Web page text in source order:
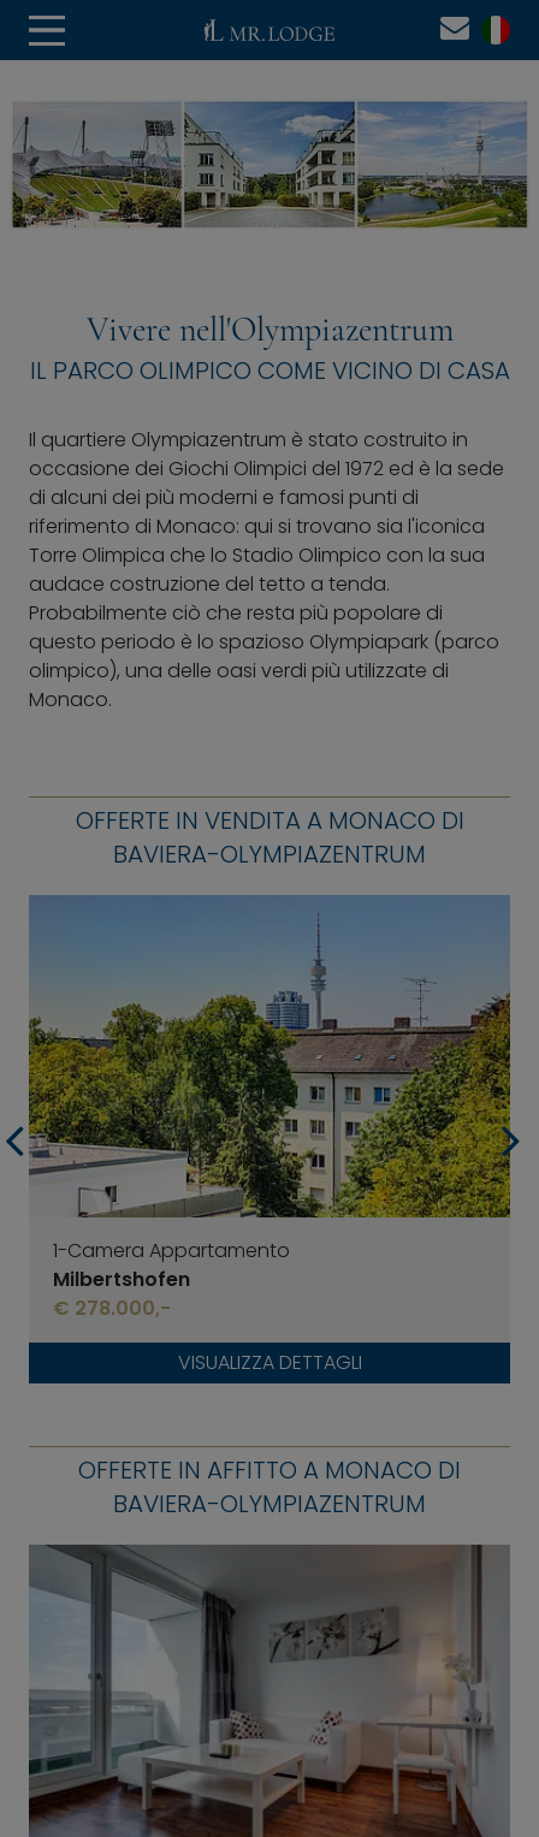
Vivere nell'Olympiazentrum
IL PARCO OLIMPICO COME VICINO DI CASA
Il quartiere Olympiazentrum è stato costruito in
occasione dei Giochi Olimpici del 1972 ed è la sede
di alcuni dei più moderni e famosi punti di
riferimento di Monaco: qui si trovano sia l'iconica
Torre Olimpica che lo Stadio Olimpico con la sua
audace costruzione del tetto a tenda.
Probabilmente ciò che resta più popolare di
questo periodo è lo spazioso Olympiapark (parco
olimpico), una delle oasi verdi più utilizzate di
Monaco.
OFFERTE IN VENDITA A MONACO DI
BAVIERA-OLYMPIAZENTRUM
1-Camera Appartamento
Milbertshofen
€ 278.000,-
VISUALIZZA DETTAGLI
OFFERTE IN AFFITTO A MONACO DI
BAVIERA-OLYMPIAZENTRUM